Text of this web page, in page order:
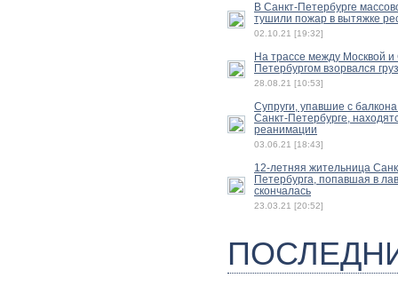
В Санкт-Петербурге
тушили пожар в вытяжке
02.10.21 [19:32]
На трассе между Москвой и
Петербургом взорвался
28.08.21 [10:53]
Супруги, упавшие с балкона
Санкт-Петербурге,
реанимации
03.06.21 [18:43]
12-летняя жительница
Петербурга, попавшая в
скончалась
23.03.21 [20:52]